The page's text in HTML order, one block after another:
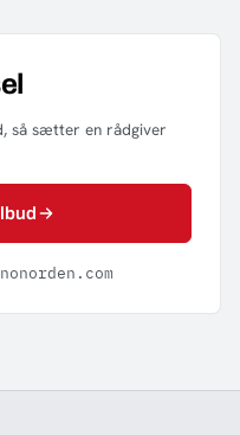
så sætter en rådgiver